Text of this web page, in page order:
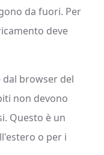
da fuori. Per
deve
browser del
non devono
Questo è un
o per i